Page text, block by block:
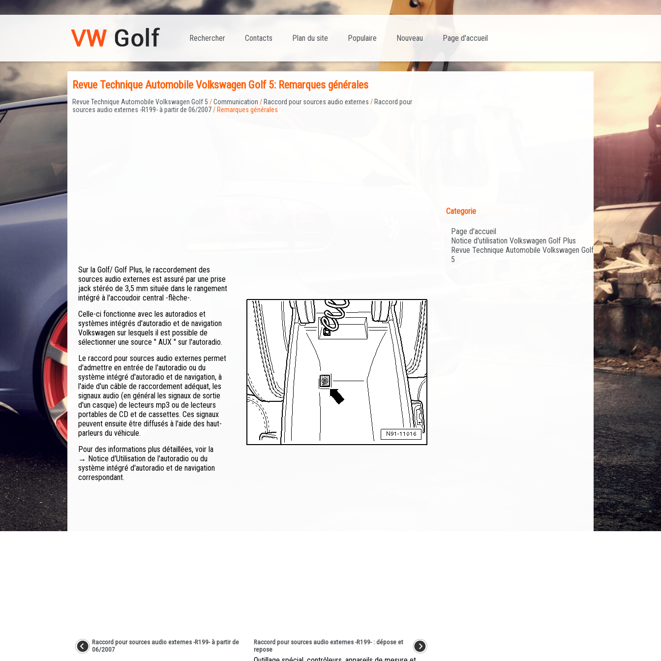
Page d'accueil
Nouveau
Populaire
Plan du site
Contacts
Rechercher
Revue Technique Automobile Volkswagen Golf 5: Remarques générales
Revue Technique Automobile Volkswagen Golf 5 /Communication / Raccord pour sources audio externes / Raccord pour
sources audio externes -R199- à partir de 06/2007/ Remarques générales
Sur la Golf/ Golf Plus, le raccordement des
sources audio externes est assuré par une prise
jack stéréo de 3,5 mm située dans le rangement
intégré à l'accoudoir central -flèche-.
Celle-ci fonctionne avec les autoradios et
systèmes intégrés d'autoradio et de navigation
Volkswagen sur lesquels il est possible de
sélectionner une source " AUX " sur l'autoradio.
Le raccord pour sources audio externes permet
d'admettre en entrée de l'autoradio ou du
système intégré d'autoradio et de navigation, à
l'aide d'un câble de raccordement adéquat, les
signaux audio (en général les signaux de sortie
d'un casque) de lecteurs mp3 ou de lecteurs
portables de CD et de cassettes. Ces signaux
peuvent ensuite être diffusés à l'aide des haut-
parleurs du véhicule.
Pour des informations plus détaillées, voir la
→ Notice d'Utilisation de l'autoradio ou du
système intégré d'autoradio et de navigation
correspondant.
Raccord pour sources audio externes -R199- à partir de
06/2007
Raccord pour sources audio externes -R199- : dépose et
repose
Categorie
Page d'accueil
Notice d'utilisation Volkswagen Golf Plus
Revue Technique Automobile Volkswagen Golf
5